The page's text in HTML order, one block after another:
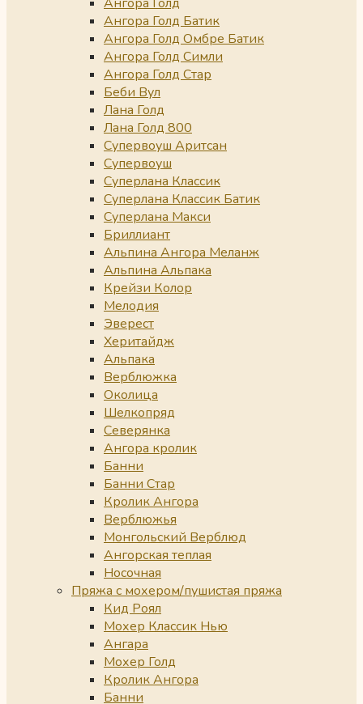
Ангора Голд Батик
Ангора Голд Омбре Батик
Ангора Голд Симли
Ангора Голд Стар
Беби Вул
Лана Голд
Лана Голд 800
Супервоуш Аритсан
Супервоуш
Суперлана Классик
Суперлана Классик Батик
Суперлана Макси
Бриллиант
Альпина Ангора Меланж
Альпина Альпака
Крейзи Колор
Мелодия
Эверест
Херитайдж
Альпака
Верблюжка
Околица
Шелкопряд
Северянка
Ангора кролик
Банни
Банни Стар
Кролик Ангора
Верблюжья
Монгольский Верблюд
Ангорская теплая
Носочная
Пряжа с мохером/пушистая пряжа
Кид Роял
Мохер Классик Нью
Ангара
Мохер Голд
Кролик Ангора
Банни